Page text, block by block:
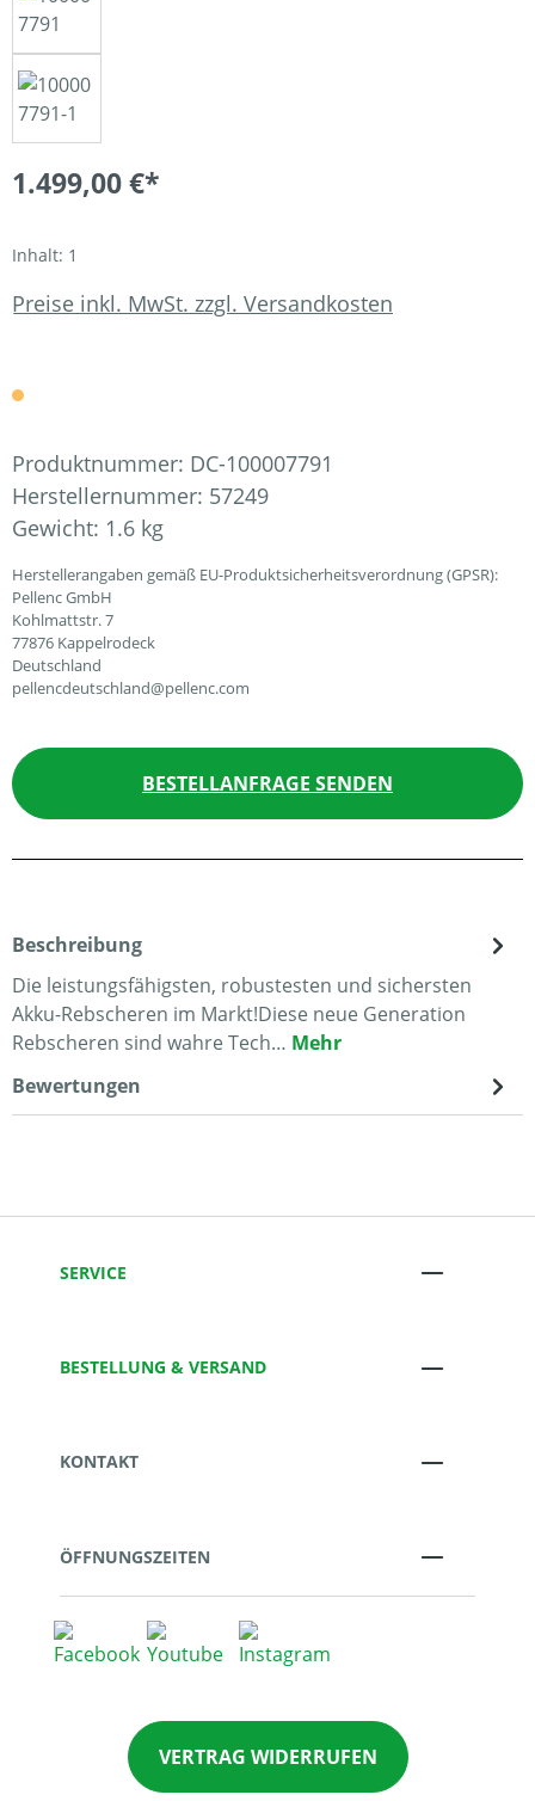
1.499,00 €*
Inhalt: 1
Preise inkl. MwSt. zzgl. Versandkosten
Produktnummer: DC-100007791
Herstellernummer: 57249
Gewicht: 1.6 kg
Herstellerangaben gemäß EU-Produktsicherheitsverordnung (GPSR):
Pellenc GmbH
Kohlmattstr. 7
77876 Kappelrodeck
Deutschland
pellencdeutschland@pellenc.com
BESTELLANFRAGE SENDEN
Beschreibung
Die leistungsfähigsten, robustesten und sichersten
Akku-Rebscheren im Markt!Diese neue Generation
Rebscheren sind wahre Tech… Mehr
Bewertungen
SERVICE
BESTELLUNG & VERSAND
KONTAKT
ÖFFNUNGSZEITEN
VERTRAG WIDERRUFEN